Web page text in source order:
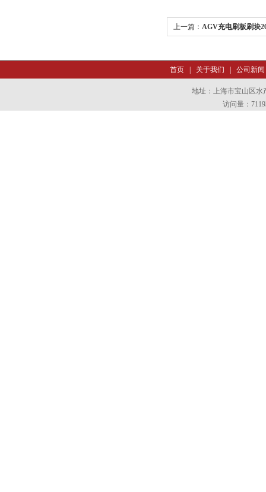
上一篇： AGV充电刷板刷块
首页| 关于我们 | 公司新闻
地址：上海市宝山区水
访问量：